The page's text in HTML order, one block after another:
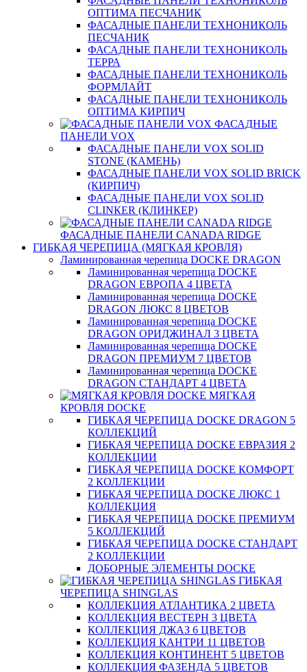
ОПТИМА ПЕСЧАНИК
ФАСАДНЫЕ ПАНЕЛИ ТЕХНОНИКОЛЬ
ПЕСЧАНИК
ФАСАДНЫЕ ПАНЕЛИ ТЕХНОНИКОЛЬ
ТЕРРА
ФАСАДНЫЕ ПАНЕЛИ ТЕХНОНИКОЛЬ
ФОРМЛАЙТ
ФАСАДНЫЕ ПАНЕЛИ ТЕХНОНИКОЛЬ
ОПТИМА КИРПИЧ
ФАСАДНЫЕ
ПАНЕЛИ VOX
ФАСАДНЫЕ ПАНЕЛИ VOX SOLID
STONE (КАМЕНЬ)
ФАСАДНЫЕ ПАНЕЛИ VOX SOLID BRICK
(КИРПИЧ)
ФАСАДНЫЕ ПАНЕЛИ VOX SOLID
CLINКER (КЛИНКЕР)
ФАСАДНЫЕ ПАНЕЛИ CANADA RIDGE
ГИБКАЯ ЧЕРЕПИЦА (МЯГКАЯ КРОВЛЯ)
Ламинированная черепица DOCKE DRAGON
Ламинированная черепица DOCKE
DRAGON ЕВРОПА 4 ЦВЕТА
Ламинированная черепица DOCKE
DRAGON ЛЮКС 8 ЦВЕТОВ
Ламинированная черепица DOCKE
DRAGON ОРИДЖИНАЛ 3 ЦВЕТА
Ламинированная черепица DOCKE
DRAGON ПРЕМИУМ 7 ЦВЕТОВ
Ламинированная черепица DOCKE
DRAGON СТАНДАРТ 4 ЦВЕТA
МЯГКАЯ
КРОВЛЯ DOCKE
ГИБКАЯ ЧЕРЕПИЦА DOCKE DRAGON 5
КОЛЛЕКЦИЙ
ГИБКАЯ ЧЕРЕПИЦА DOCKE ЕВРАЗИЯ 2
КОЛЛЕКЦИИ
ГИБКАЯ ЧЕРЕПИЦА DOCKE КОМФОРТ
2 КОЛЛЕКЦИИ
ГИБКАЯ ЧЕРЕПИЦА DOCKE ЛЮКС 1
КОЛЛЕКЦИЯ
ГИБКАЯ ЧЕРЕПИЦА DOCKE ПРЕМИУМ
5 КОЛЛЕКЦИЙ
ГИБКАЯ ЧЕРЕПИЦА DOCKE СТАНДАРТ
2 КОЛЛЕКЦИИ
ДОБОРНЫЕ ЭЛЕМЕНТЫ DOCKE
ГИБКАЯ
ЧЕРЕПИЦА SHINGLAS
КОЛЛЕКЦИЯ АТЛАНТИКА 2 ЦВЕТА
КОЛЛЕКЦИЯ ВЕСТЕРН 3 ЦВЕТА
КОЛЛЕКЦИЯ ДЖАЗ 6 ЦВЕТОВ
КОЛЛЕКЦИЯ КАНТРИ 11 ЦВЕТОВ
КОЛЛЕКЦИЯ КОНТИНЕНТ 5 ЦВЕТОВ
КОЛЛЕКЦИЯ ФАЗЕНДА 5 ЦВЕТОВ